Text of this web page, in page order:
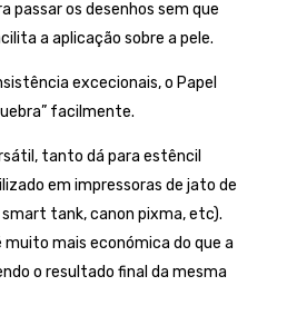
passar os desenhos sem que
a aplicação sobre a pele.
excecionais, o Papel
facilmente.
tanto dá para estêncil
em impressoras de jato de
tank, canon pixma, etc).
mais económica do que a
o resultado final da mesma